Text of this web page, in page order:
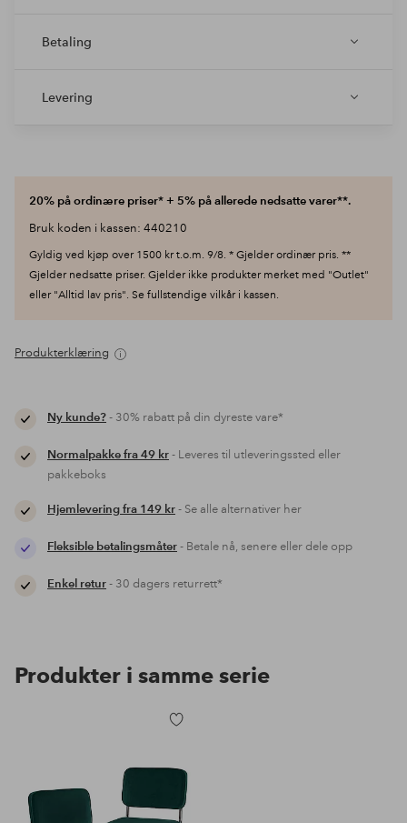
Betaling
Levering
20% på ordinære priser* + 5% på allerede nedsatte varer**.
Bruk koden i kassen: 440210
Gyldig ved kjøp over 1500 kr t.o.m. 9/8. * Gjelder ordinær pris. **
Gjelder nedsatte priser. Gjelder ikke produkter merket med "Outlet"
eller "Alltid lav pris". Se fullstendige vilkår i kassen.
Produkterklæring
Ny kunde?- 30% rabatt på din dyreste vare*
Normalpakke fra 49 kr- Leveres til utleveringssted eller
pakkeboks
Hjemlevering fra 149 kr- Se alle alternativer her
Fleksible betalingsmåter- Betale nå, senere eller dele opp
Enkel retur- 30 dagers returrett*
Produkter i samme serie